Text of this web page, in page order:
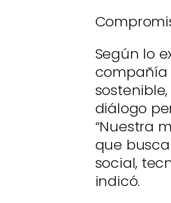
Según lo
compañía
diálogo
“Nuestra
que
social,
indicó.